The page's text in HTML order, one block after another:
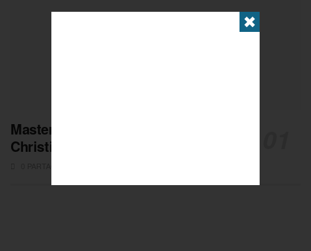
Masters de Pétanque : Les adieux de
Christian Fazzino
✖